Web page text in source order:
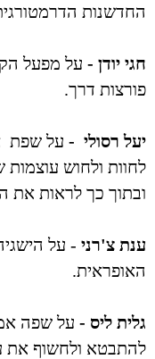
החדשנות
חגי יודן - על מפעל
פורצות דרך.
יעל רסולי - על שפת
לחוות ולחוש
ובתוך כך לראות את
ענת צ'רני - על
האופראית.
גלית ליס - על שפה
להתבטא ולחשוף את